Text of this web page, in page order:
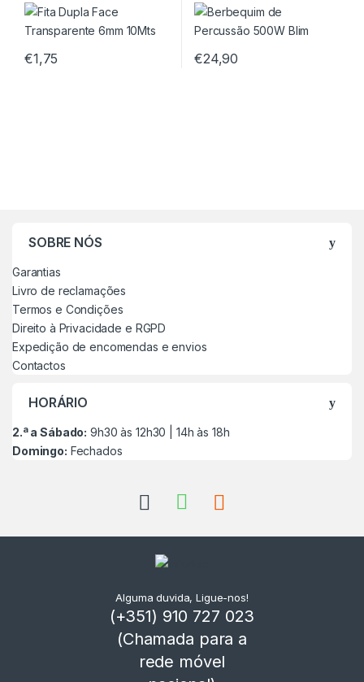
€1,75 €24,90
SOBRE NÓS
Garantias
Livro de reclamações
Termos e Condições
Direito à Privacidade e RGPD
Expedição de encomendas e envios
Contactos
HORÁRIO
2.ª a Sábado: 9h30 às 12h30 | 14h às 18h
Domingo: Fechados
Alguma duvida, Ligue-nos!
(+351) 910 727 023
(Chamada para a
rede móvel